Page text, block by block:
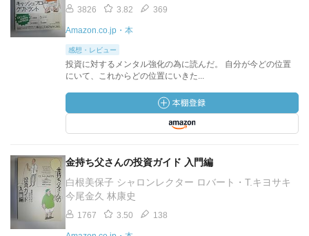
3826 3.82 369
Amazon.co.jp・本
感想・レビュー
投資に対するメンタル強化の為に読んだ。 自分が今どの位置
にいて、これからどの位置にいきた...
金持ち父さんの投資ガイド 入門編
白根美保子 シャロンレクター ロバート・T.キヨサキ
今尾金久 林康史
1767 3.50 138